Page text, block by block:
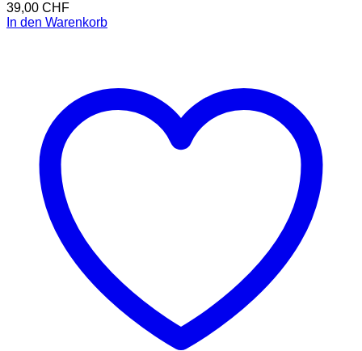
39,00 CHF
In den Warenkorb